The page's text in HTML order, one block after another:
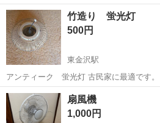
省エネを同時に実現し、快適健康な生活
で冷気を部屋全体に素早く拡散、温度ムラ
を減らし、消費電力削減で電気代節...
石川 金沢市 季節、空調家電
竹造り 蛍光灯
500円
東金沢駅
アンティーク 蛍光灯 古民家に最適です。
願い致します。
石川 金沢市 東金沢駅
扇風機
1,000円